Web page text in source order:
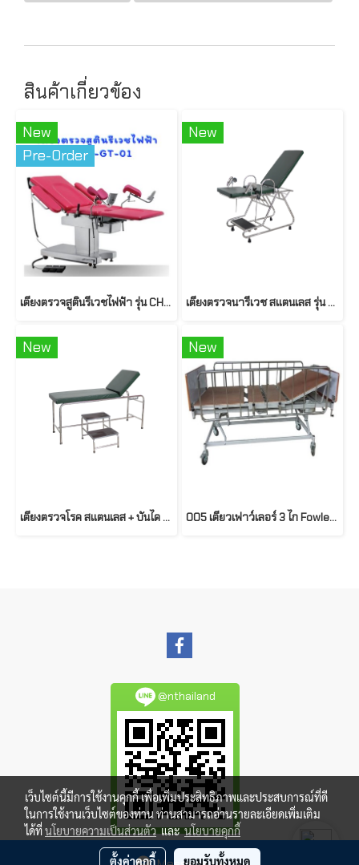
สินค้าเกี่ยวข้อง
New
Pre-Order
เตียงตรวจสูตินรีเวชไฟฟ้า รุ่น CH-GT-01
New
เตียงตรวจนารีเวช สแตนเลส รุ่น PP028
New
เตียงตรวจโรค สแตนเลส + บันได 2 ขั้นสแตนเลส รุ่น PP029A
New
005 เตียวเฟาว์เลอร์ 3 ไก Fowler Bed with 3 Cranks
@nthailand
เว็บไซต์นี้มีการใช้งานคุกกี้ เพื่อเพิ่มประสิทธิภาพและประสบการณ์ที่ดี
ในการใช้งานเว็บไซต์ของท่าน ท่านสามารถอ่านรายละเอียดเพิ่มเติม
ได้ที่นโยบายความเป็นส่วนตัวและนโยบายคุกกี้
ตั้งค่าคุกกี้ ยอมรับทั้งหมด